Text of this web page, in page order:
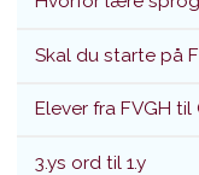
Skal du starte på
Elever fra FVGH
3.ys ord til 1.y